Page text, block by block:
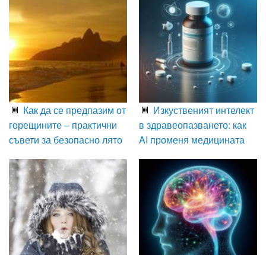
Как да се предпазим от
горещините – практични
съвети за безопасно лято
Изкуственият интелект
в здравеопазването: как
AI променя медицината